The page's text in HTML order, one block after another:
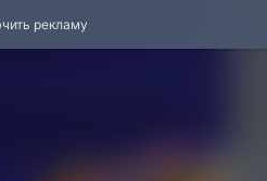
рекламу